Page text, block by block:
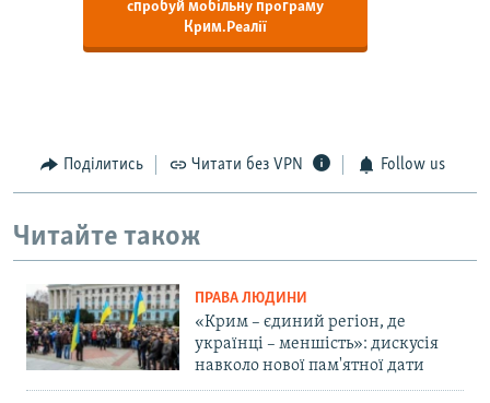
спробуй мобільну програму
Крим.Реалії
Поділитись Читати без VPN Follow us
Читайте також
ПРАВА ЛЮДИНИ
«Крим – єдиний регіон, де
українці – меншість»: дискусія
навколо нової пам'ятної дати